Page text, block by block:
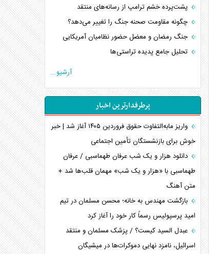
پشت‌پرده خشم ترامپ از رسانه‌های منتقد
چگونه مقاومت صحنه جنگ را تغییر می‌دهد؟
جنگ رمضان و معضل حضور نظامیان آمریکایی
تحلیل جامع پدیده تراستی‌ها
غرب
اربعین، کابوس مشترک تل‌آویو-واشنگتن
برنامه هفتم توسعه در نقطه کور سیاستگذاری
کنوانسیون دریای خزر در راستای منافع ملی است؟
اوکراین بازوی مخرب آمریکا در غرب آسیا
اهمیت راهبردی اردن برای آمریکا
پیام، ظرفیت بالفعل‌نشده تجارت ایران
همسویی عربستان با سنتکام علیه متحدان ایران
ترامپ و توهم خلع سلاح حماس
چرا کویت به دنبال شریک امنیتی جدید است؟
آرشیو...
پرطرفدارترین اخبار
واریز مابه‌التفاوت حقوق فروردین ۱۴۰۵ آغاز شد | خبر
خوش برای بازنشستگان تأمین اجتماعی
دانلود هزار و یک شب عرفان طهماسبی / عرفان
طهماسبی با «هزار و یک شب» مهمان قلب‌ها شد +
متن آهنگ
بازگشت مهندس به خانه؛ محسن مسلمان در تیم
امید پرسپولیس رسماً کار خود را آغاز کرد
عبدل السید کیست؟ / پزشک مسلمان و منتقد
اسرائیل، نامزد نهایی دموکرات‌ها در میشیگان